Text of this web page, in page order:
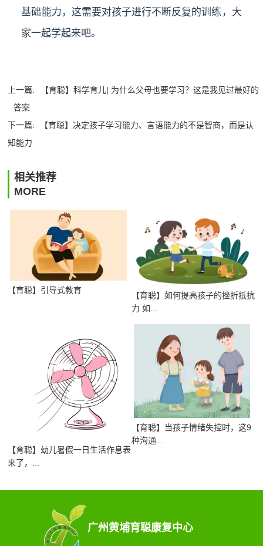
基础能力，这需要对孩子进行不断反复的训练， 大
家一起学起来吧。
上一篇:
【育聪】科学育儿| 为什么父母也要学习？这是我见过最好的
答案
下一篇:
【育聪】决定孩子学习能力、言语能力的不是智商，而是认
知能力
相关推荐
MORE
【育聪】引导式教育
【育聪】如何提高孩子的挫折抵抗
力 如...
【育聪】幼儿暑假一日生活作息表
来了，...
【育聪】当孩子情绪失控时，这9
种沟通...
广州黄埔育聪康复中心